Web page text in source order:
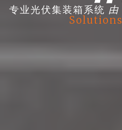
专业光伏集装箱系统 由
Solutions